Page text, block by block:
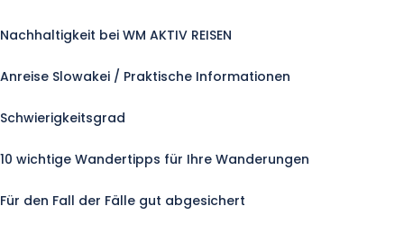
Nachhaltigkeit bei WM AKTIV REISEN
Anreise Slowakei / Praktische Informationen
Schwierigkeitsgrad
10 wichtige Wandertipps für Ihre Wanderungen
Für den Fall der Fälle gut abgesichert